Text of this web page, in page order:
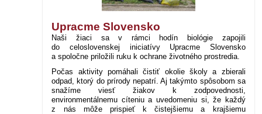
Upracme Slovensko
Naši žiaci sa v rámci hodín biológie zapojili
do celoslovenskej iniciatívy Upracme Slovensko
a spoločne priložili ruku k ochrane životného prostredia.
Počas aktivity pomáhali čistiť okolie školy a zbierali
odpad, ktorý do prírody nepatrí. Aj takýmto spôsobom sa
snažíme viesť žiakov k zodpovednosti,
environmentálnemu cíteniu a uvedomeniu si, že každý
z nás môže prispieť k čistejšiemu a krajšiemu